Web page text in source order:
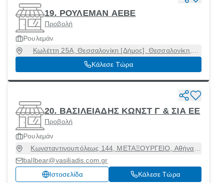
19. ΡΟΥΛΕΜΑΝ ΑΕΒΕ
Προβολή
Ρουλεμάν
Κωλέττη 25Α, Θεσσαλονίκη [Δήμος], Θεσσαλονίκη,
54627
Κάλεσε Τώρα
20. ΒΑΣΙΛΕΙΑΔΗΣ ΚΩΝΣΤ Γ & ΣΙΑ ΕΕ
Προβολή
Ρουλεμάν
Κωνσταντινουπόλεως 144, ΜΕΤΑΞΟΥΡΓΕΙΟ, Αθήνα
[Δήμος], Αττική, 10435
ballbear@vasiliadis.com.gr
Ιστοσελίδα
Κάλεσε Τώρα